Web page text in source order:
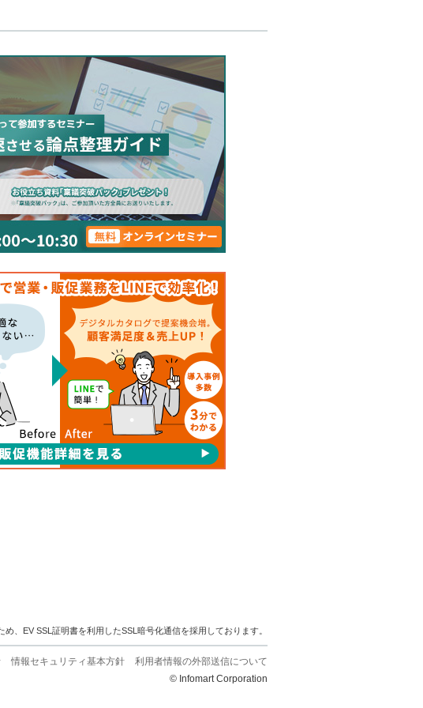
め、EV SSL証明書を利用したSSL暗号化通信を採用しております。
情報セキュリティ基本方針
利用者情報の外部送信について
© Infomart Corporation